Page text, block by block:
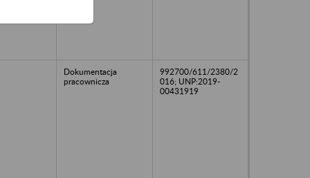
Dokumentacja
pracownicza
992700/611/2380/2
016; UNP:2019-
00431919